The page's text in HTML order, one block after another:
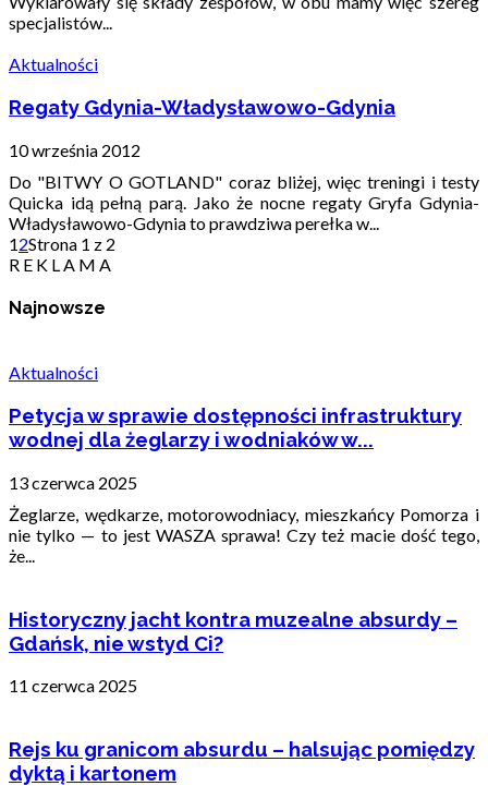
specjalistów...
Aktualności
Regaty Gdynia-Władysławowo-Gdynia
10 września 2012
Do "BITWY O GOTLAND" coraz bliżej, więc treningi i testy
Quicka idą pełną parą. Jako że nocne regaty Gryfa Gdynia-
Władysławowo-Gdynia to prawdziwa perełka w...
12Strona 1 z 2
R E K L A M A
Najnowsze
Aktualności
Petycja w sprawie dostępności infrastruktury
wodnej dla żeglarzy i wodniaków w...
13 czerwca 2025
Żeglarze, wędkarze, motorowodniacy, mieszkańcy Pomorza i
nie tylko — to jest WASZA sprawa! Czy też macie dość tego,
że...
Historyczny jacht kontra muzealne absurdy –
Gdańsk, nie wstyd Ci?
11 czerwca 2025
Rejs ku granicom absurdu – halsując pomiędzy
dyktą i kartonem